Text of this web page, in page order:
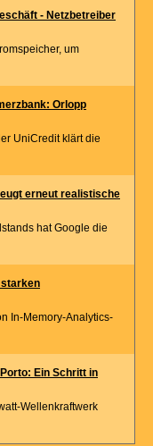
- Netzbetreiber
um
Orlopp
UniCredit klärt die
erneut realistische
hat Google die
In-Memory-Analytics-
Ein Schritt in
Wellenkraftwerk